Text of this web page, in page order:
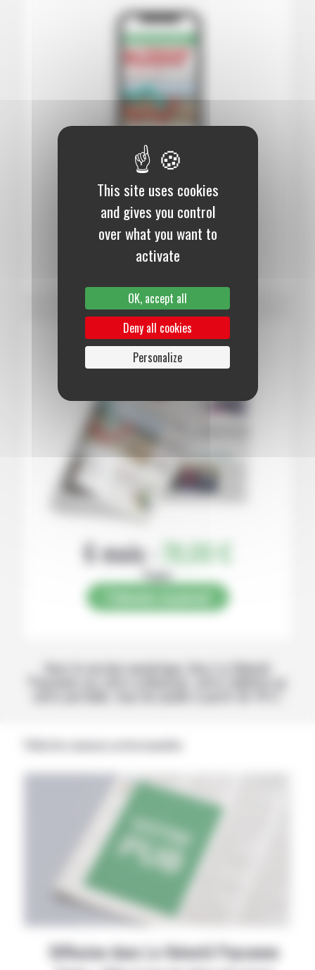
12 mois :99,00 €
Numérique
S’abonner au journal
6 mois : 78,00 €
Papier
Avec la version numérique, lisez La Volonté
Paysanne sur votre ordinateur, votre tablette ou
Diffusion dans La Volonté Paysanne
This site uses cookies
and gives you control
over what you want to
activate
OK, accept all
Deny all cookies
Personalize